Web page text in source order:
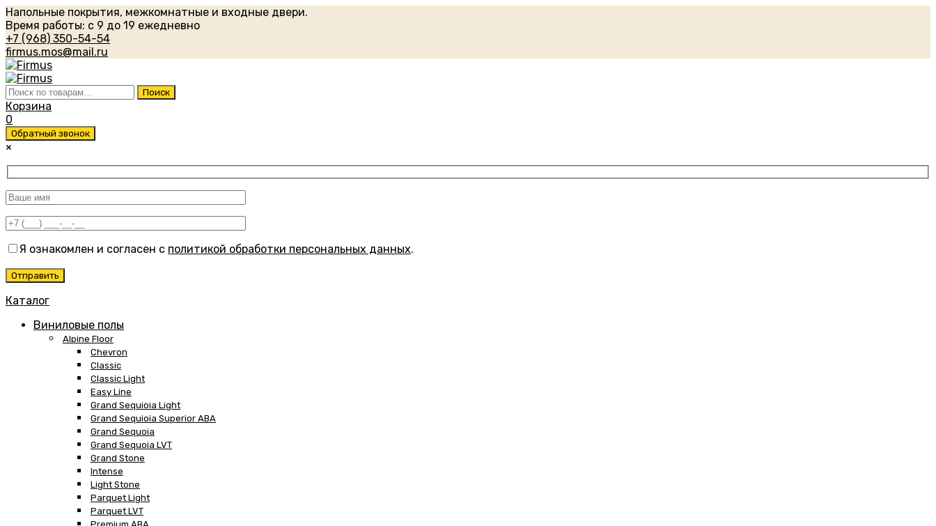
Напольные покрытия, межкомнатные и входные двери.
Время работы: с 9 до 19 ежедневно
+7 (968) 350-54-54
firmus.mos@mail.ru
Искать: Поиск
Корзина
0
Обратный звонок
×
Я ознакомлен и согласен с политикой обработки персональных данных.
Каталог
Виниловые полы
Alpine Floor
Chevron
Classic
Classic Light
Easy Line
Grand Sequioia Light
Grand Sequioia Superior ABA
Grand Sequoia
Grand Sequoia LVT
Grand Stone
Intense
Light Stone
Parquet Light
Parquet LVT